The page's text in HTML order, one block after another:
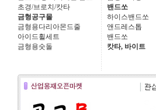
초경/브로치/캇타
금형공구몰
금형용다리아몬드줄
아이드휠세트
금형용숫돌
밴드쏘
하이스밴드쏘
앤드레스톱
밴드쏘
캇타, 바이트